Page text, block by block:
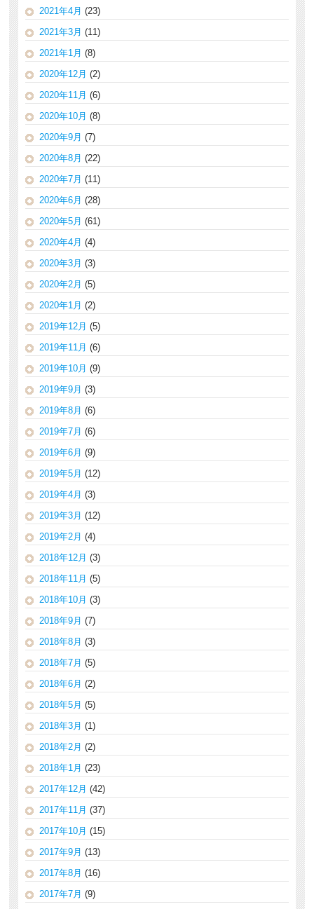
2021年4月 (23)
2021年3月 (11)
2021年1月 (8)
2020年12月 (2)
2020年11月 (6)
2020年10月 (8)
2020年9月 (7)
2020年8月 (22)
2020年7月 (11)
2020年6月 (28)
2020年5月 (61)
2020年4月 (4)
2020年3月 (3)
2020年2月 (5)
2020年1月 (2)
2019年12月 (5)
2019年11月 (6)
2019年10月 (9)
2019年9月 (3)
2019年8月 (6)
2019年7月 (6)
2019年6月 (9)
2019年5月 (12)
2019年4月 (3)
2019年3月 (12)
2019年2月 (4)
2018年12月 (3)
2018年11月 (5)
2018年10月 (3)
2018年9月 (7)
2018年8月 (3)
2018年7月 (5)
2018年6月 (2)
2018年5月 (5)
2018年3月 (1)
2018年2月 (2)
2018年1月 (23)
2017年12月 (42)
2017年11月 (37)
2017年10月 (15)
2017年9月 (13)
2017年8月 (16)
2017年7月 (9)